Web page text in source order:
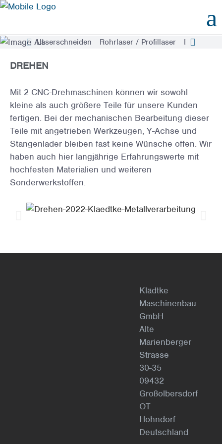
Laserschneiden Rohrlaser / Profillaser Biegen /
DREHEN
Mit 2 CNC-Drehmaschinen können wir sowohl
kleine als auch größere Teile für unsere Kunden
fertigen. Bei der mechanischen Bearbeitung dieser
Teile mit angetrieben Werkzeugen, Y-Achse und
Stangenlader bleiben fast keine Wünsche offen. Wir
haben auch hier langjährige Erfahrungswerte mit
hochfesten Materialien und weiteren
Sonderwerkstoffen.
Klädtke
Maschinenbau
GmbH
Alte
Marienberger
Strasse
30-35
09432
Großolbersdorf
OT
Hohndorf
Deutschland